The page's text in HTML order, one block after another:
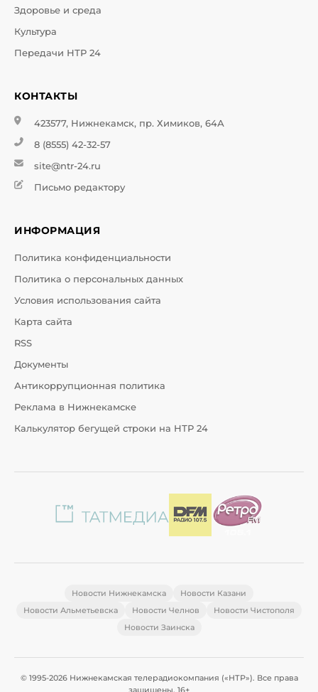
Здоровье и среда
Культура
Передачи НТР 24
КОНТАКТЫ
423577, Нижнекамск, пр. Химиков, 64А
8 (8555) 42-32-57
site@ntr-24.ru
Письмо редактору
ИНФОРМАЦИЯ
Политика конфиденциальности
Политика о персональных данных
Условия использования сайта
Карта сайта
RSS
Документы
Антикоррупционная политика
Реклама в Нижнекамске
Калькулятор бегущей строки на НТР 24
Новости Нижнекамска
Новости Казани
Новости Альметьевска
Новости Челнов
Новости Чистополя
Новости Заинска
© 1995-2026 Нижнекамская телерадиокомпания («НТР»). Все права
защищены. 16+